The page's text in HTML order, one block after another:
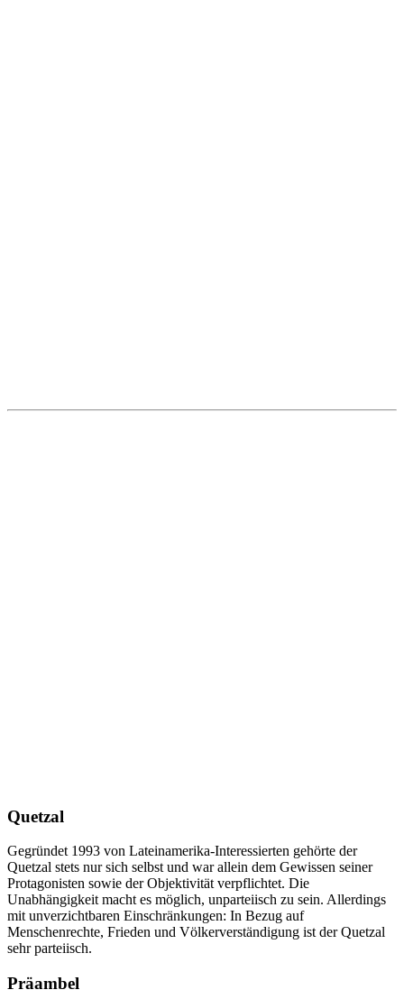
Quetzal
Gegründet 1993 von Lateinamerika-Interessierten gehörte der
Quetzal stets nur sich selbst und war allein dem Gewissen seiner
Protagonisten sowie der Objektivität verpflichtet. Die
Unabhängigkeit macht es möglich, unparteiisch zu sein. Allerdings
mit unverzichtbaren Einschränkungen: In Bezug auf
Menschenrechte, Frieden und Völkerverständigung ist der Quetzal
sehr parteiisch.
Präambel